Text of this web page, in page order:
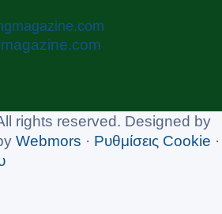
rights reserved. Designed by
Webmors · Ρυθμίσεις Cookie ·